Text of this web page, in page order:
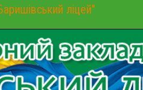
ліцей"